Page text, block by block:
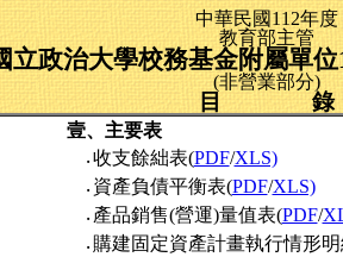
中華民國112年度
教育部主管
立政治大學校務基金附屬單
(非營業部分)
目 錄
壹、主要表
‧收支餘絀表(PDF/XLS)
‧ 資產負債平衡表(PDF/XLS)
‧ 產品銷售(營運)量值表(PDF/
‧ 購建固定資產計畫執行情形